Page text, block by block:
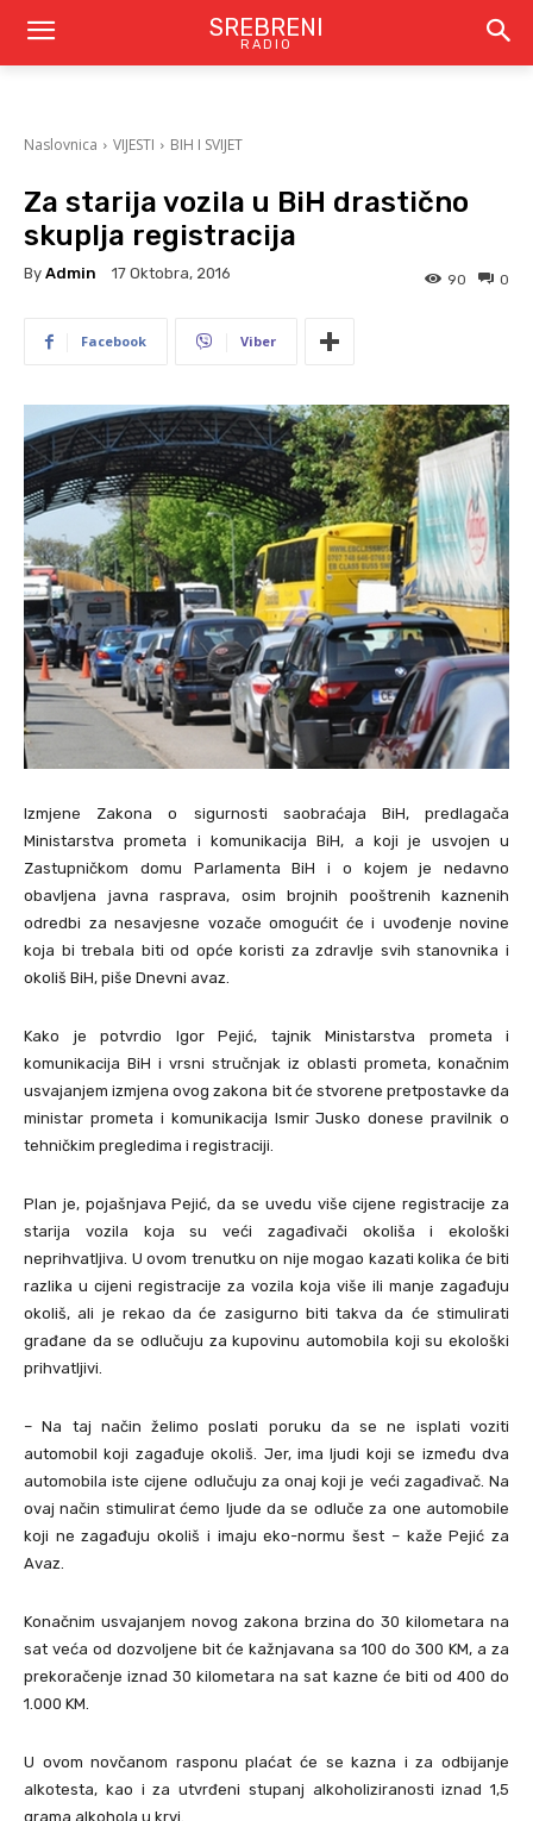
SREBRENI
RADIO
Naslovnica VIJESTI BIH I SVIJET
Za starija vozila u BiH drastično
skuplja registracija
By Admin 17 Oktobra, 2016 0
90
Facebook Viber
Izmjene Zakona o sigurnosti saobraćaja BiH, predlagača
Ministarstva prometa i komunikacija BiH, a koji je usvojen u
Zastupničkom domu Parlamenta BiH i o kojem je nedavno
obavljena javna rasprava, osim brojnih pooštrenih kaznenih
odredbi za nesavjesne vozače omogućit će i uvođenje novine
koja bi trebala biti od opće koristi za zdravlje svih stanovnika i
okoliš BiH, piše Dnevni avaz.
Kako je potvrdio Igor Pejić, tajnik Ministarstva prometa i
komunikacija BiH i vrsni stručnjak iz oblasti prometa, konačnim
usvajanjem izmjena ovog zakona bit će stvorene pretpostavke da
ministar prometa i komunikacija Ismir Jusko donese pravilnik o
tehničkim pregledima i registraciji.
Plan je, pojašnjava Pejić, da se uvedu više cijene registracije za
starija vozila koja su veći zagađivači okoliša i ekološki
neprihvatljiva. U ovom trenutku on nije mogao kazati kolika će biti
razlika u cijeni registracije za vozila koja više ili manje zagađuju
okoliš, ali je rekao da će zasigurno biti takva da će stimulirati
građane da se odlučuju za kupovinu automobila koji su ekološki
prihvatljivi.
– Na taj način želimo poslati poruku da se ne isplati voziti
automobil koji zagađuje okoliš. Jer, ima ljudi koji se između dva
automobila iste cijene odlučuju za onaj koji je veći zagađivač. Na
ovaj način stimulirat ćemo ljude da se odluče za one automobile
koji ne zagađuju okoliš i imaju eko-normu šest – kaže Pejić za
Avaz.
Konačnim usvajanjem novog zakona brzina do 30 kilometara na
sat veća od dozvoljene bit će kažnjavana sa 100 do 300 KM, a za
prekoračenje iznad 30 kilometara na sat kazne će biti od 400 do
1.000 KM.
U ovom novčanom rasponu plaćat će se kazna i za odbijanje
alkotesta, kao i za utvrđeni stupanj alkoholiziranosti iznad 1,5
grama alkohola u krvi.